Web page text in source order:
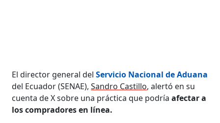
El director general delServicio Nacional de Aduana
del Ecuador (SENAE),Sandro Castillo, alertó en su
cuenta de X sobre una práctica que podríaafectar a
los compradores en línea.